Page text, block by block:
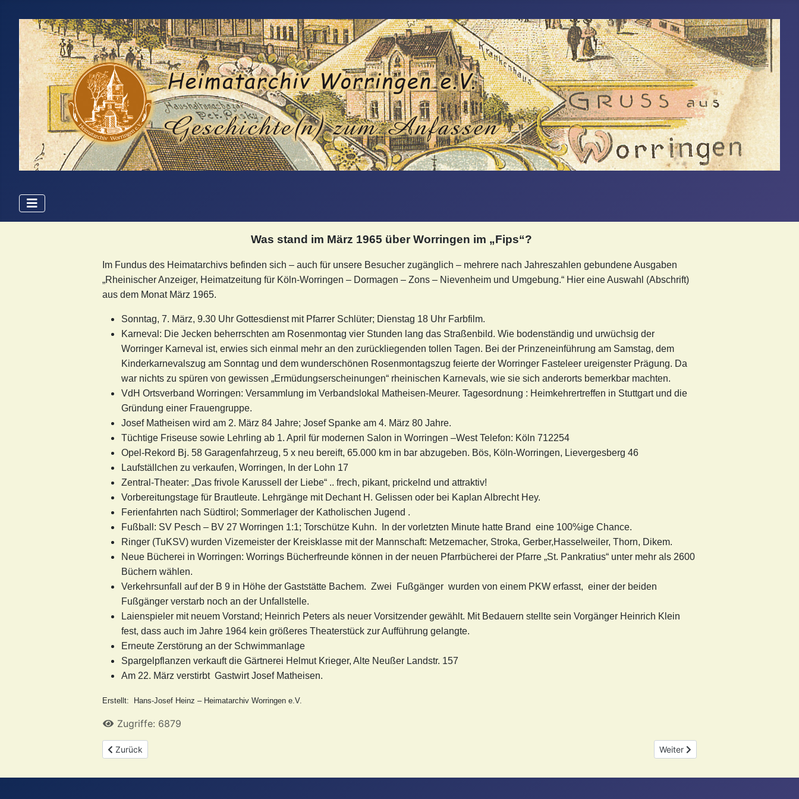
Was stand im März 1965 über Worringen im „Fips“?
Im Fundus des Heimatarchivs befinden sich – auch für unsere Besucher zugänglich – mehrere nach Jahreszahlen gebundene Ausgaben
„Rheinischer Anzeiger, Heimatzeitung für Köln-Worringen – Dormagen – Zons – Nievenheim und Umgebung.“ Hier eine Auswahl (Abschrift)
aus dem Monat März 1965.
Sonntag, 7. März, 9.30 Uhr Gottesdienst mit Pfarrer Schlüter; Dienstag 18 Uhr Farbfilm.
Karneval: Die Jecken beherrschten am Rosenmontag vier Stunden lang das Straßenbild. Wie bodenständig und urwüchsig der
Worringer Karneval ist, erwies sich einmal mehr an den zurückliegenden tollen Tagen. Bei der Prinzeneinführung am Samstag, dem
Kinderkarnevalszug am Sonntag und dem wunderschönen Rosenmontagszug feierte der Worringer Fasteleer ureigenster Prägung. Da
war nichts zu spüren von gewissen „Ermüdungserscheinungen“ rheinischen Karnevals, wie sie sich anderorts bemerkbar machten.
VdH Ortsverband Worringen: Versammlung im Verbandslokal Matheisen-Meurer. Tagesordnung : Heimkehrertreffen in Stuttgart und die
Gründung einer Frauengruppe.
Josef Matheisen wird am 2. März 84 Jahre; Josef Spanke am 4. März 80 Jahre.
Tüchtige Friseuse sowie Lehrling ab 1. April für modernen Salon in Worringen –West Telefon: Köln 712254
Opel-Rekord Bj. 58 Garagenfahrzeug, 5 x neu bereift, 65.000 km in bar abzugeben. Bös, Köln-Worringen, Lievergesberg 46
Laufställchen zu verkaufen, Worringen, In der Lohn 17
Zentral-Theater: „Das frivole Karussell der Liebe“ .. frech, pikant, prickelnd und attraktiv!
Vorbereitungstage für Brautleute. Lehrgänge mit Dechant H. Gelissen oder bei Kaplan Albrecht Hey.
Ferienfahrten nach Südtirol; Sommerlager der Katholischen Jugend .
Fußball: SV Pesch – BV 27 Worringen 1:1; Torschütze Kuhn. In der vorletzten Minute hatte Brand eine 100%ige Chance.
Ringer (TuKSV) wurden Vizemeister der Kreisklasse mit der Mannschaft: Metzemacher, Stroka, Gerber,Hasselweiler, Thorn, Dikem.
Neue Bücherei in Worringen: Worrings Bücherfreunde können in der neuen Pfarrbücherei der Pfarre „St. Pankratius“ unter mehr als 2600
Büchern wählen.
Verkehrsunfall auf der B 9 in Höhe der Gaststätte Bachem. Zwei Fußgänger wurden von einem PKW erfasst, einer der beiden
Fußgänger verstarb noch an der Unfallstelle.
Laienspieler mit neuem Vorstand; Heinrich Peters als neuer Vorsitzender gewählt. Mit Bedauern stellte sein Vorgänger Heinrich Klein
fest, dass auch im Jahre 1964 kein größeres Theaterstück zur Aufführung gelangte.
Erneute Zerstörung an der Schwimmanlage
Spargelpflanzen verkauft die Gärtnerei Helmut Krieger, Alte Neußer Landstr. 157
Am 22. März verstirbt Gastwirt Josef Matheisen.
Erstellt: Hans-Josef Heinz – Heimatarchiv Worringen e.V.
Zugriffe: 6879
Vorheriger Beitrag: Was stand im April 1965 über Worringen im „Fips“?
Zurück Nächster Beitrag: Was stand im
Weiter